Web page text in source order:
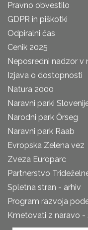
Pravno obvestilo
GDPR in piškotki
Odpiralni čas
Cenik 2025
Neposredni nadzor v
Izjava o dostopnosti
Natura 2000
Naravni parki
Narodni park Őrseg
Naravni park Raab
Evropska Zelena vez
Zveza Europarc
Partnerstvo
Spletna stran - arhiv
Program razvoja
Kmetovati z naravo -